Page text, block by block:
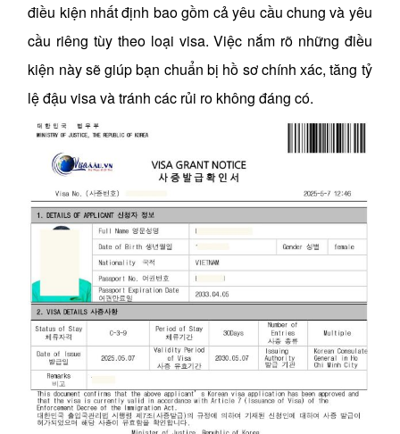
điều kiện nhất định bao gồm cả yêu cầu chung và yêu
cầu riêng tùy theo loại visa. Việc nắm rõ những điều
kiện này sẽ giúp bạn chuẩn bị hồ sơ chính xác, tăng tỷ
lệ đậu visa và tránh các rủi ro không đáng có.